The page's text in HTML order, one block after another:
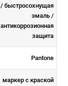
/ быстросохнущая
эмаль /
антикоррозионная
защита
Pantone
маркер с краской